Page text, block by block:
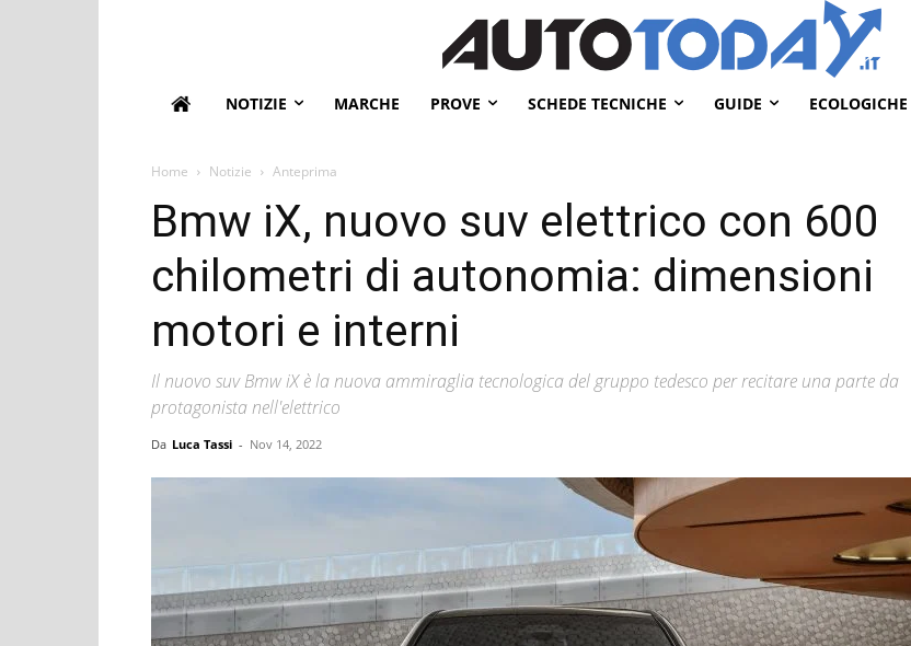
NOTIZIE MARCHE PROVE SCHEDE TECNICHE GUIDE ECOLOGICHE
Home Notizie Anteprima
Bmw iX, nuovo suv elettrico con 600
chilometri di autonomia: dimensioni
motori e interni
Il nuovo suv Bmw iX è la nuova ammiraglia tecnologica del gruppo tedesco per recitare una parte da
protagonista nell'elettrico
Da Luca Tassi - Nov 14, 2022